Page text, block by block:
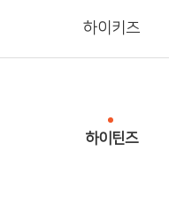
하이키즈
하이틴즈